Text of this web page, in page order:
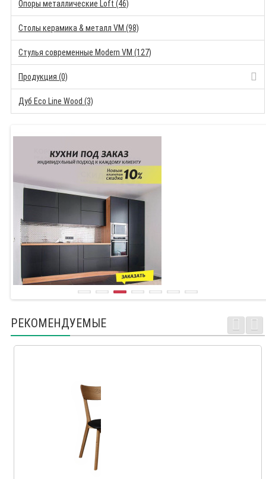
Опоры металлические Loft (46)
Столы керамика & металл VM (98)
Стулья современные Modern VM (127)
Продукция (0)
Дуб Eco Line Wood (3)
РЕКОМЕНДУЕМЫЕ